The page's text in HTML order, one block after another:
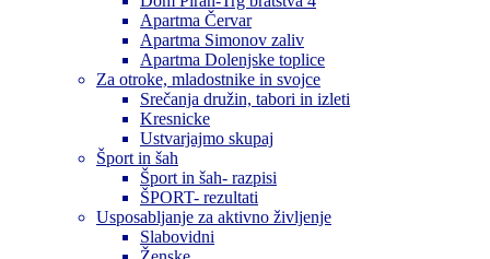
Apartma Červar
Apartma Simonov zaliv
Apartma Dolenjske toplice
Za otroke, mladostnike in svojce
Srečanja družin, tabori in izleti
Kresnicke
Ustvarjajmo skupaj
Šport in šah
Šport in šah- razpisi
ŠPORT- rezultati
Usposabljanje za aktivno življenje
Slabovidni